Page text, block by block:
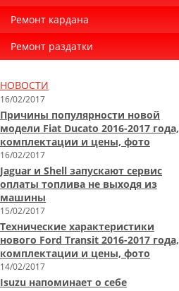
Ремонт кардана
Ремонт раздатки
НОВОСТИ
16/02/2017
Причины популярности новой
модели Fiat Ducato 2016-2017 года,
комплектации и цены, фото
16/02/2017
Jaguar и Shell запускают сервис
оплаты топлива не выходя из
машины
15/02/2017
Технические характеристики
нового Ford Transit 2016-2017 года,
комплектации и цены, фото
14/02/2017
Isuzu напоминает о себе